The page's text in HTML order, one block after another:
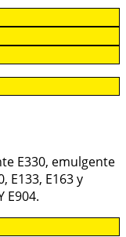
E330, emulgente
E133, E163 y
E904.